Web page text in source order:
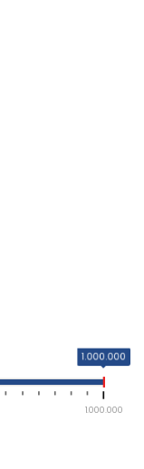
1.000.000
1.000.000